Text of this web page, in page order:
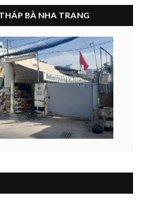
BÀ NHA TRANG